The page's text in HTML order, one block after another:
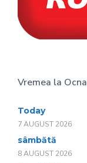
Vremea la
Today
7 AUGUST 2026
sâmbătă
8 AUGUST 2026